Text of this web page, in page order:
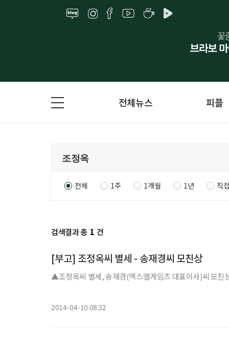
전체뉴스 피플
전체 1주 1개월 1년 직
검색결과 총 1 건
[부고] 조정옥씨 별세 - 송재경씨 모친상
▲조정옥씨 별세, 송재경(엑스엘게임즈 대표이사)씨 모친
2014-04-10 08:32